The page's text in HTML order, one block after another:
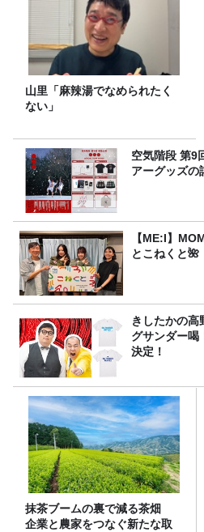
山里「麻辣湯でなめられたく
ない」
空気階段 第9
アーグッズの
【ME:I】
とこねくと🌺
きしたかの高
グサンダー喝
決定！
抹茶ブームの裏で減る茶畑
企業と農家をつなぐ新たな取